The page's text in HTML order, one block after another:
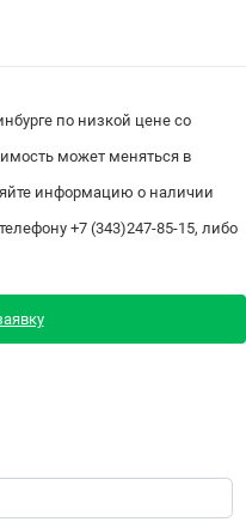
по низкой цене со
может меняться в
информацию о наличии
+7 (343)247-85-15, либо